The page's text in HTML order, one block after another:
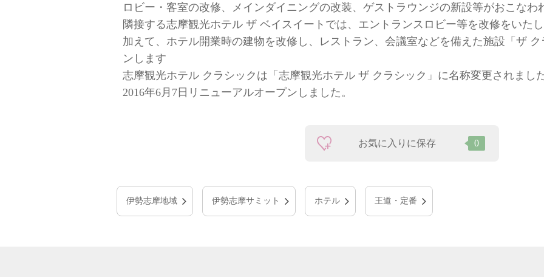
ロビー・客室の改修、メインダイニングの改装、ゲストラウンジの新設等がおこなわ
隣接する志摩観光ホテル ザ ベイスイートでは、エントランスロビー等を改修をいたし
加えて、ホテル開業時の建物を改修し、レストラン、会議室などを備えた施設「ザ
ンします
志摩観光ホテル クラシックは「志摩観光ホテル ザ クラシック」に名称変更されました
2016年6月7日リニューアルオープンしました。
お気に入りに保存 0
伊勢志摩地域 伊勢志摩サミット ホテル 王道・定番